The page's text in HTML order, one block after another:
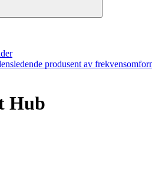
produsent av
Hub